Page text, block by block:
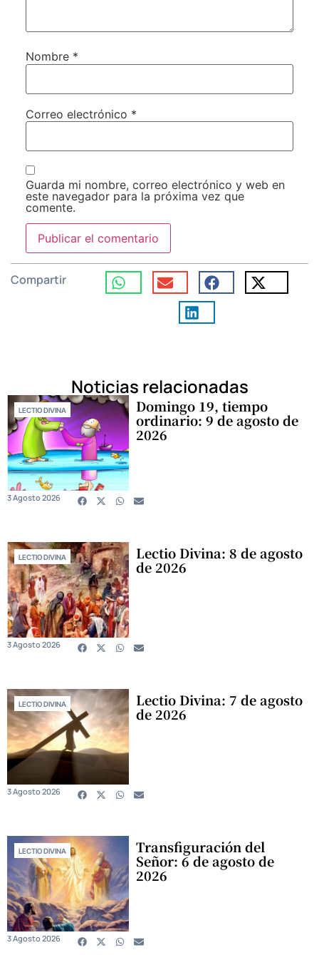
Nombre *
Correo electrónico *
Guarda mi nombre, correo electrónico y web en
este navegador para la próxima vez que
comente.
Compartir
Noticias relacionadas
LECTIO DIVINA Domingo 19, tiempo
ordinario: 9 de agosto de
2026
3 Agosto 2026
LECTIO DIVINA Lectio Divina: 8 de agosto
de 2026
3 Agosto 2026
LECTIO DIVINA Lectio Divina: 7 de agosto
de 2026
3 Agosto 2026
LECTIO DIVINA Transfiguración del
Señor: 6 de agosto de
2026
3 Agosto 2026